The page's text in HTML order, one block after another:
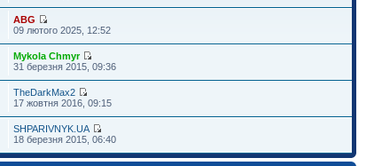
ABG
09 лютого 2025, 12:52
Mykola Chmyr
31 березня 2015, 09:36
TheDarkMax2
17 жовтня 2016, 09:15
SHPARIVNYK.UA
18 березня 2015, 06:40